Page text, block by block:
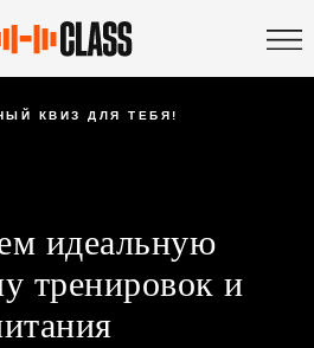
КВИЗ ДЛЯ ТЕБЯ!
идеальную
тренировок и